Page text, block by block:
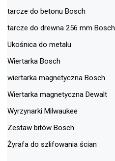
tarcze do betonu Bosch
tarcze do drewna 256 mm Bosch
Ukośnica do metalu
Wiertarka Bosch
wiertarka magnetyczna Bosch
Wiertarka magnetyczna Dewalt
Wyrzynarki Milwaukee
Zestaw bitów Bosch
Żyrafa do szlifowania ścian